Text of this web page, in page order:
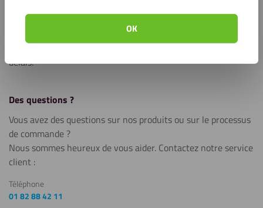
OK
vous pouvez commander nos écrans en plexiglass prêts à
l’emploi directement sur notre boutique en ligne. Votre écran
sera produit et préparé pour l’expédition dans les plus brefs
délais.
Des questions ?
Vous avez des questions sur nos produits ou sur le processus
de commande ?
Nous sommes heureux de vous aider. Contactez notre service
client :
Téléphone
01 82 88 42 11